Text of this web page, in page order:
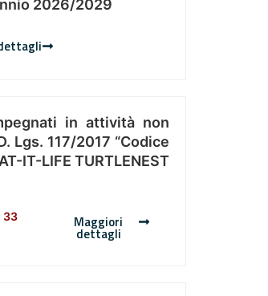
2026/2029
in attività non
Lgs. 117/2017 “Codice
IT-LIFE TURTLENEST
33
Maggiori
dettagli